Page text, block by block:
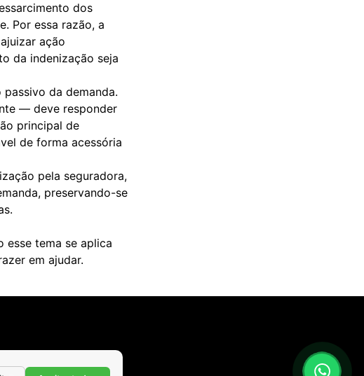
dos
Por essa razão, a
ação
da indenização seja
da demanda.
— deve responder
principal de
de forma acessória
pela seguradora,
preservando-se
esse tema se aplica
em ajudar.